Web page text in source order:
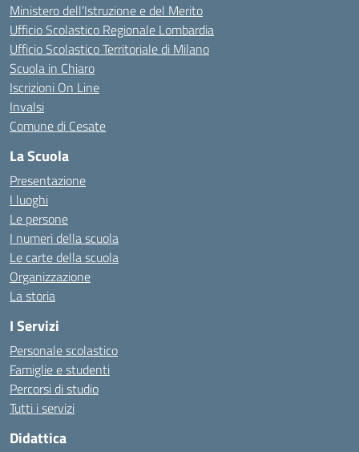
Ministero dell’Istruzione e del Merito
Ufficio Scolastico Regionale Lombardia
Ufficio Scolastico Territoriale di Milano
Scuola in Chiaro
Iscrizioni On Line
Invalsi
Comune di Cesate
La Scuola
Presentazione
I luoghi
Le persone
I numeri della scuola
Le carte della scuola
Organizzazione
La storia
I Servizi
Personale scolastico
Famiglie e studenti
Percorsi di studio
Tutti i servizi
Didattica